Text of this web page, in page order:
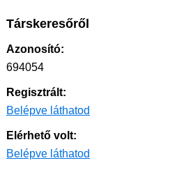
Társkeresőről
Azonosító:
694054
Regisztrált:
Belépve láthatod
Elérhető volt:
Belépve láthatod